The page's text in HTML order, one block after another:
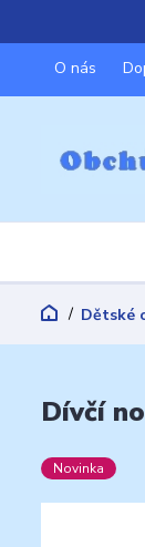
O nás
Dětské
Dívčí
Novinka